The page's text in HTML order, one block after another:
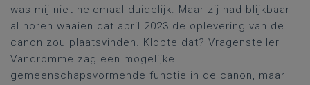
was mij niet helemaal duidelijk. Maar zij had blijkbaar
al horen waaien dat april 2023 de oplevering van de
canon zou plaatsvinden. Klopte dat? Vragensteller
Vandromme zag een mogelijke
gemeenschapsvormende functie in de canon, maar